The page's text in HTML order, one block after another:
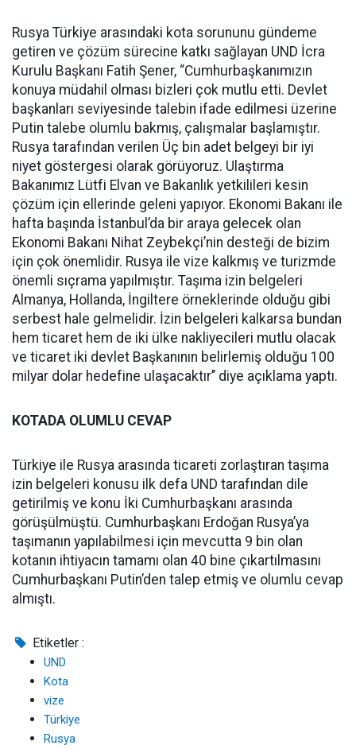
Rusya Türkiye arasındaki kota sorununu gündeme
getiren ve çözüm sürecine katkı sağlayan UND İcra
Kurulu Başkanı Fatih Şener, “Cumhurbaşkanımızın
konuya müdahil olması bizleri çok mutlu etti. Devlet
başkanları seviyesinde talebin ifade edilmesi üzerine
Putin talebe olumlu bakmış, çalışmalar başlamıştır.
Rusya tarafından verilen Üç bin adet belgeyi bir iyi
niyet göstergesi olarak görüyoruz. Ulaştırma
Bakanımız Lütfi Elvan ve Bakanlık yetkilileri kesin
çözüm için ellerinde geleni yapıyor. Ekonomi Bakanı ile
hafta başında İstanbul’da bir araya gelecek olan
Ekonomi Bakanı Nihat Zeybekçi’nin desteği de bizim
için çok önemlidir. Rusya ile vize kalkmış ve turizmde
önemli sıçrama yapılmıştır. Taşıma izin belgeleri
Almanya, Hollanda, İngiltere örneklerinde olduğu gibi
serbest hale gelmelidir. İzin belgeleri kalkarsa bundan
hem ticaret hem de iki ülke nakliyecileri mutlu olacak
ve ticaret iki devlet Başkanının belirlemiş olduğu 100
milyar dolar hedefine ulaşacaktır’’ diye açıklama yaptı.
KOTADA OLUMLU CEVAP
Türkiye ile Rusya arasında ticareti zorlaştıran taşıma
izin belgeleri konusu ilk defa UND tarafından dile
getirilmiş ve konu İki Cumhurbaşkanı arasında
görüşülmüştü. Cumhurbaşkanı Erdoğan Rusya’ya
taşımanın yapılabilmesi için mevcutta 9 bin olan
kotanın ihtiyacın tamamı olan 40 bine çıkartılmasını
Cumhurbaşkanı Putin’den talep etmiş ve olumlu cevap
almıştı.
Etiketler :
UND
Kota
vize
Türkiye
Rusya